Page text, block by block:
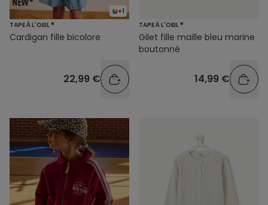
+1
TAPE À L'OEIL ®
Cardigan fille bicolore
22,99 €
TAPE À L'OEIL ®
Gilet fille maille bleu marine
boutonné
14,99 €